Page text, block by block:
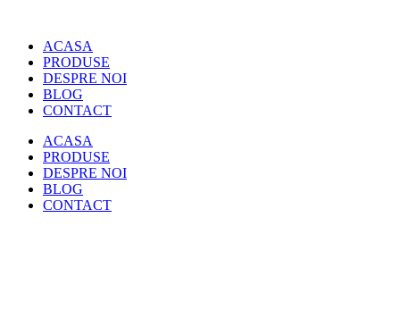
ACASA
PRODUSE
DESPRE NOI
BLOG
CONTACT
ACASA
PRODUSE
DESPRE NOI
BLOG
CONTACT